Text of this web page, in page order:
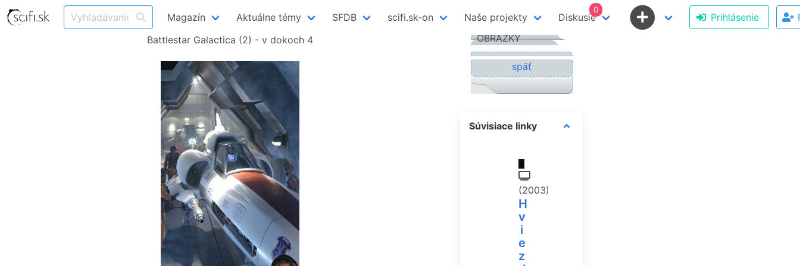
Magazín Aktuálne témy SFDB scifi.sk-on Naše projekty Diskusie
0
Prihlásenie
Battlestar Galactica (2) - v dokoch 4
OBRÁZKY
späť
Súvisiace linky
(2003)
H
v
i
e
z